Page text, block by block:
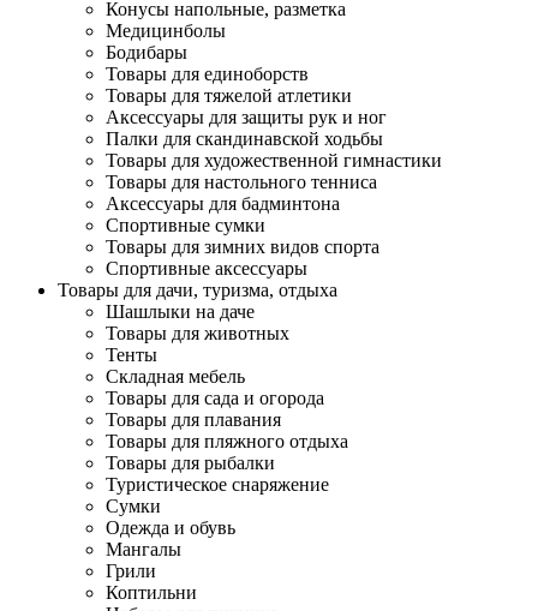
Конусы напольные, разметка
Медицинболы
Бодибары
Товары для единоборств
Товары для тяжелой атлетики
Аксессуары для защиты рук и ног
Палки для скандинавской ходьбы
Товары для художественной гимнастики
Товары для настольного тенниса
Аксессуары для бадминтона
Спортивные сумки
Товары для зимних видов спорта
Спортивные аксессуары
Товары для дачи, туризма, отдыха
Шашлыки на даче
Товары для животных
Тенты
Складная мебель
Товары для сада и огорода
Товары для плавания
Товары для пляжного отдыха
Товары для рыбалки
Туристическое снаряжение
Сумки
Одежда и обувь
Мангалы
Грили
Коптильни